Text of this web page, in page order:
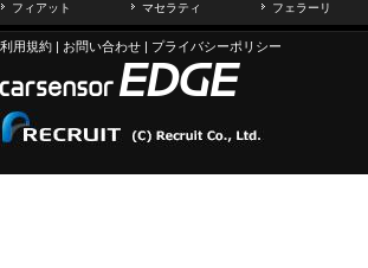
フィアット
マセラティ フェラーリ
利用規約 | お問い合わせ | プライバシーポリシー